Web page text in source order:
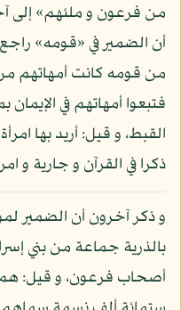
من فرعون و ملئهم» إلى
أن الضمير في «قومه» راجع
من قومه كانت أمهاتهم
فتبعوا أمهاتهم في
القبط، و قيل: أريد بها
ذكرا في القرآن و جارية و
و ذكر آخرون أن الضمير
بالذرية جماعة من بني
أصحاب فرعون، و قيل: هم